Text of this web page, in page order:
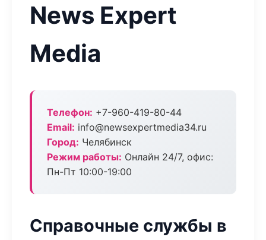
News Expert
Media
Телефон: +7-960-419-80-44
Email: info@newsexpertmedia34.ru
Город: Челябинск
Режим работы: Онлайн 24/7, офис:
Пн-Пт 10:00-19:00
Справочные службы в